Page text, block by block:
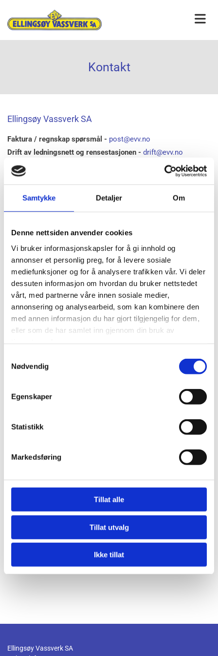
Samtykke Detaljer Om
Denne nettsiden anvender cookies
Vi bruker informasjonskapsler for å gi innhold og
annonser et personlig preg, for å levere sosiale
mediefunksjoner og for å analysere trafikken vår. Vi deler
dessuten informasjon om hvordan du bruker nettstedet
vårt, med partnerne våre innen sosiale medier,
annonsering og analysearbeid, som kan kombinere den
med annen informasjon du har gjort tilgjengelig for dem,
eller som de har samlet inn gjennom din bruk av
Nødvendig
Egenskaper
Statistikk
Markedsføring
Tillat alle
Tillat utvalg
Ikke tillat
Kontakt
Ellingsøy Vassverk SA
Faktura / regnskap spørsmål - post@evv.no
Drift av ledningsnett og rensestasjonen - drift@evv.no
Andre henvendelser til daglig leder og eller styret -
post@evv.no
Navn*
Telefon*
Melding
Ellingsøy Vassverk SA